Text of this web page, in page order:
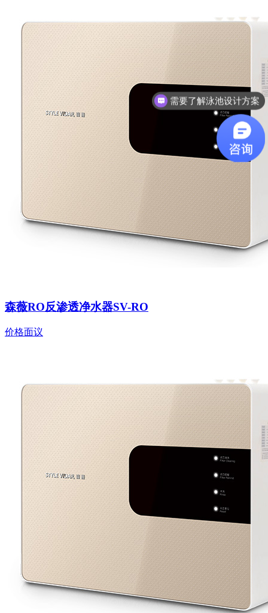
森薇RO反渗透净水器SV-RO
价格面议
想了解游泳池设备？